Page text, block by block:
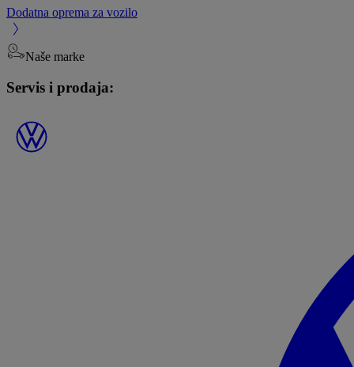
Dodatna oprema za vozilo
Naše marke
Servis i prodaja: